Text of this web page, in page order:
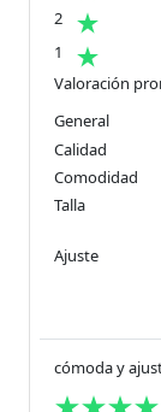
2
1
Valoración
General
Calidad
Comodidad
Talla
Ajuste
cómoda y